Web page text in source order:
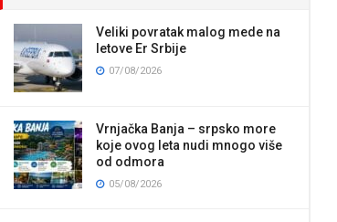
Veliki povratak malog mede na
letove Er Srbije
07/08/2026
Vrnjačka Banja – srpsko more
koje ovog leta nudi mnogo više
od odmora
05/08/2026